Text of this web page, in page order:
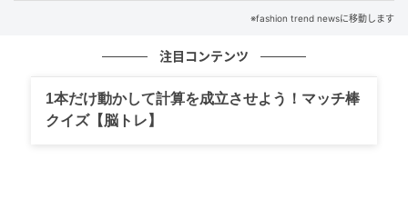
その言葉に、私と夫は思わず顔を見合わせました。
姑の思わぬ態度に、落ち込んで帰宅した私たち。
※fashion trend newsに移動します
注目コンテンツ
1本だけ動かして計算を成立させよう！マッチ棒
クイズ【脳トレ】